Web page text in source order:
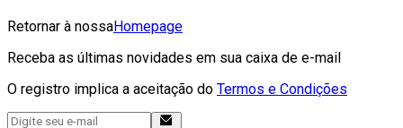
Retornar à nossaHomepage
Receba as últimas novidades em sua caixa de e-mail
O registro implica a aceitação do Termos e Condições